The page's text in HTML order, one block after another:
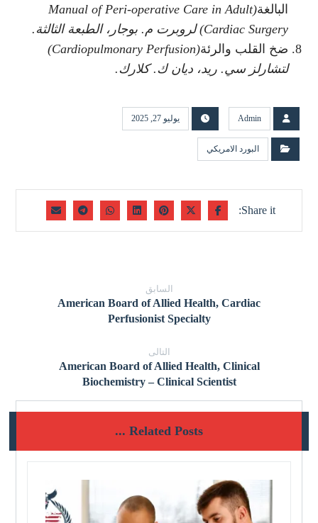
البالغة (Manual of Peri-operative Care in Adult
Cardiac Surgery) لروبرت م. بوجار، الطبعة الثالثة .
ضخ القلب والرئة(Cardiopulmonary Perfusion)
لتشارلز سي. ريد، ديان ك. كلارك.
Admin يوليو 27, 2025
البورد الامريكي
السابق
American Board of Allied Health, Cardiac
Perfusionist Specialty
التالى
American Board of Allied Health, Clinical
Biochemistry – Clinical Scientist
Related Posts ...